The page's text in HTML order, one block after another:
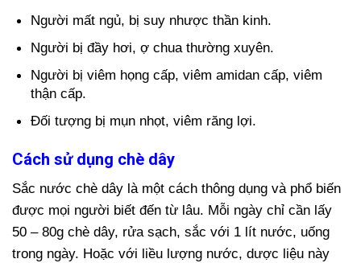
Người mất ngủ, bị suy nhược thần kinh.
Người bị đầy hơi, ợ chua thường xuyên.
Người bị viêm họng cấp, viêm amidan cấp, viêm
thận cấp.
Đối tượng bị mụn nhọt, viêm răng lợi.
Cách sử dụng chè dây
Sắc nước chè dây là một cách thông dụng và phổ biến
được mọi người biết đến từ lâu. Mỗi ngày chỉ cần lấy
50 – 80g chè dây, rửa sạch, sắc với 1 lít nước, uống
trong ngày. Hoặc với liều lượng nước, dược liệu này